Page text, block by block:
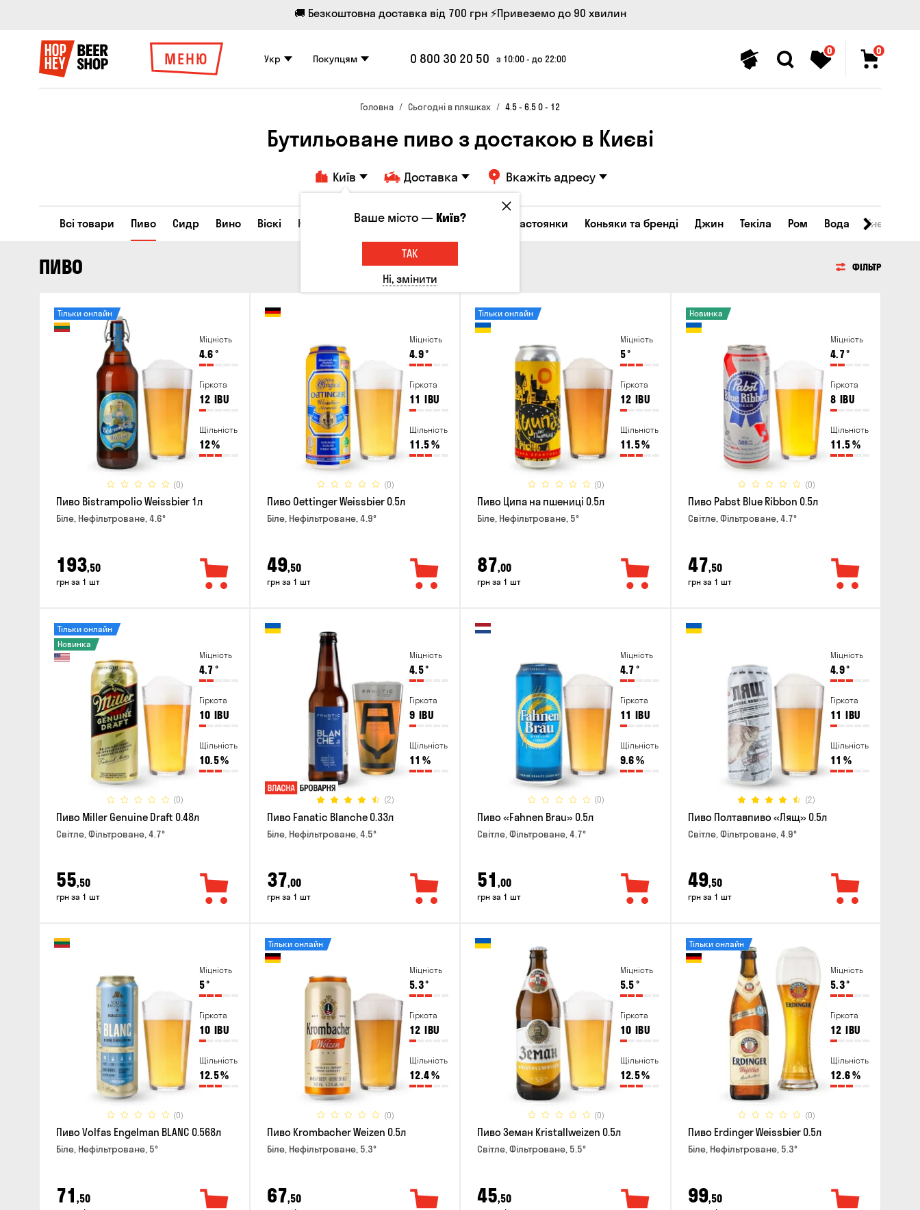
🚚 Безкоштовна доставка від 700 грн ⚡Привеземо до 90 хвилин
МЕНЮ Укр Покупцям 0 800 30 20 50 з 10:00 - до 22:00
0 0
Головна Сьогодні в пляшках 4.5 - 6.5 0 - 12
Бутильоване пиво з достакою в Києві
Київ Доставка Вкажіть адресу
Всі товари Пиво Сидр Вино Віскі Коктейлі Горілка Соджу Лікери та настоянки Коньяки та бренді Джин Текіла Ром Вода
ПИВО ФІЛЬТР
Міцність
4.6°
Гіркота
12 IBU
Щільність
12%
(0)
Тільки онлайн
Пиво Bistrampolio Weissbier 1л
Біле, Нефільтроване, 4.6°
193,50
грн за 1 шт
Міцність
4.9°
Гіркота
11 IBU
Щільність
11.5%
(0)
Пиво Oettinger Weissbier 0.5л
Біле, Нефільтроване, 4.9°
49,50
грн за 1 шт
Міцність
5°
Гіркота
12 IBU
Щільність
11.5%
(0)
Тільки онлайн
Пиво Ципа на пшениці 0.5л
Біле, Нефільтроване, 5°
87,00
грн за 1 шт
Міцність
4.7°
Гіркота
8 IBU
Щільність
11.5%
(0)
Новинка
Пиво Pabst Blue Ribbon 0.5л
Світле, Фільтроване, 4.7°
47,50
грн за 1 шт
Міцність
4.7°
Гіркота
10 IBU
Щільність
10.5%
(0)
Тільки онлайн
Новинка
Пиво Miller Genuine Draft 0.48л
Світле, Фільтроване, 4.7°
55,50
грн за 1 шт
Міцність
4.5°
Гіркота
9 IBU
Щільність
11 %
(2)
Пиво Fanatic Blanche 0.33л
Біле, Нефільтроване, 4.5°
37,00
грн за 1 шт
Міцність
4.7°
Гіркота
11 IBU
Щільність
9.6%
(0)
Пиво «Fahnen Brau» 0.5л
Світле, Фільтроване, 4.7°
51 ,00
грн за 1 шт
Міцність
4.9°
Гіркота
11 IBU
Щільність
11 %
(2)
Пиво Полтавпиво «Лящ» 0.5л
Світле, Фільтроване, 4.9°
49,50
грн за 1 шт
Міцність
5°
Гіркота
10 IBU
Щільність
12.5%
(0)
Пиво Volfas Engelman BLANC 0.568л
Біле, Нефільтроване, 5°
71 ,50
Міцність
5.3°
Гіркота
12 IBU
Щільність
12.4%
(0)
Тільки онлайн
Пиво Krombacher Weizen 0.5л
Біле, Нефільтроване, 5.3°
67,50
Міцність
5.5°
Гіркота
10 IBU
Щільність
12.5%
(0)
Пиво Земан Kristallweizen 0.5л
Світле, Фільтроване, 5.5°
45,50
Міцність
5.3°
Гіркота
12 IBU
Щільність
12.6%
(0)
Тільки онлайн
Пиво Erdinger Weissbier 0.5л
Біле, Нефільтроване, 5.3°
99,50
Ваше місто —Київ?
ТАК
Ні, змінити